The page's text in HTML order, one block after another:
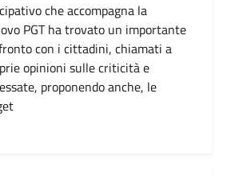
che accompagna la
PGT ha trovato un importante
con i cittadini, chiamati a
opinioni sulle criticità e
proponendo anche, le